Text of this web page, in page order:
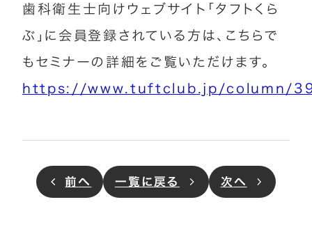
歯科衛生士向けウェブサイト「タフトくら
ぶ」に会員登録されている方は、こちらで
もセミナーの詳細をご覧いただけます。
https://www.tuftclub.jp/column/
前へ 一覧に戻る 次へ